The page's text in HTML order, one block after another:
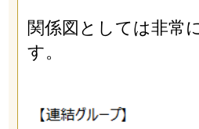
関係図としては非常
す。